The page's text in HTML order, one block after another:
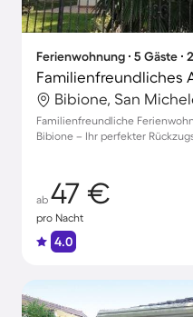
Ferienwohnung ∙ 5 Gäste ∙
Bibione, San
Familienfreundliche
Bibione – Ihr perfekter
ab 47 €
pro Nacht
4.0